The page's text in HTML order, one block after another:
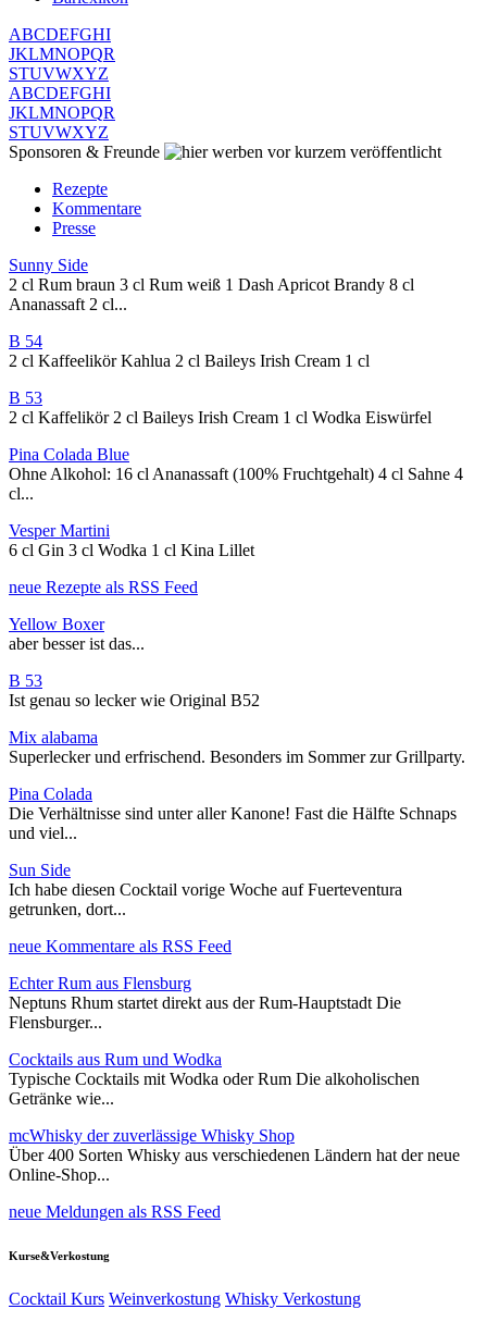
ABCDEFGHI
JKLMNOPQR
STUVWXYZ
ABCDEFGHI
JKLMNOPQR
STUVWXYZ
Sponsoren & Freunde
vor kurzem veröffentlicht
Rezepte
Kommentare
Presse
Sunny Side
2 cl Rum braun 3 cl Rum weiß 1 Dash Apricot Brandy 8 cl
Ananassaft 2 cl...
B 54
2 cl Kaffeelikör Kahlua 2 cl Baileys Irish Cream 1 cl
B 53
2 cl Kaffelikör 2 cl Baileys Irish Cream 1 cl Wodka Eiswürfel
Pina Colada Blue
Ohne Alkohol: 16 cl Ananassaft (100% Fruchtgehalt) 4 cl Sahne 4
cl...
Vesper Martini
6 cl Gin 3 cl Wodka 1 cl Kina Lillet
neue Rezepte als RSS Feed
Yellow Boxer
aber besser ist das...
B 53
Ist genau so lecker wie Original B52
Mix alabama
Superlecker und erfrischend. Besonders im Sommer zur Grillparty.
Pina Colada
Die Verhältnisse sind unter aller Kanone! Fast die Hälfte Schnaps
und viel...
Sun Side
Ich habe diesen Cocktail vorige Woche auf Fuerteventura
getrunken, dort...
neue Kommentare als RSS Feed
Echter Rum aus Flensburg
Neptuns Rhum startet direkt aus der Rum-Hauptstadt Die
Flensburger...
Cocktails aus Rum und Wodka
Typische Cocktails mit Wodka oder Rum Die alkoholischen
Getränke wie...
mcWhisky der zuverlässige Whisky Shop
Über 400 Sorten Whisky aus verschiedenen Ländern hat der neue
Online-Shop...
neue Meldungen als RSS Feed
Kurse&Verkostung
Cocktail Kurs Weinverkostung Whisky Verkostung